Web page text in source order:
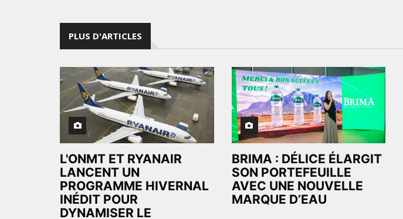
PLUS D'ARTICLES
L'ONMT ET RYANAIR
LANCENT UN
PROGRAMME HIVERNAL
INÉDIT POUR
DYNAMISER LE
BRIMA : DÉLICE ÉLARGIT
SON PORTEFEUILLE
AVEC UNE NOUVELLE
MARQUE D’EAU